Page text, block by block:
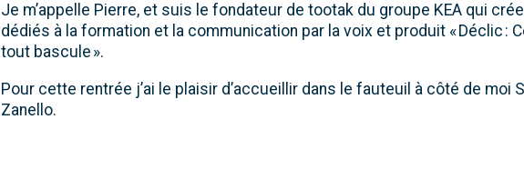
Je m’appelle Pierre, et suis le fondateur de tootak du groupe KEA qui
dédiés à la formation et la communication par la voix et produit « Déclic :
tout bascule ».
Pour cette rentrée j’ai le plaisir d’accueillir dans le fauteuil à côté de moi
Zanello.